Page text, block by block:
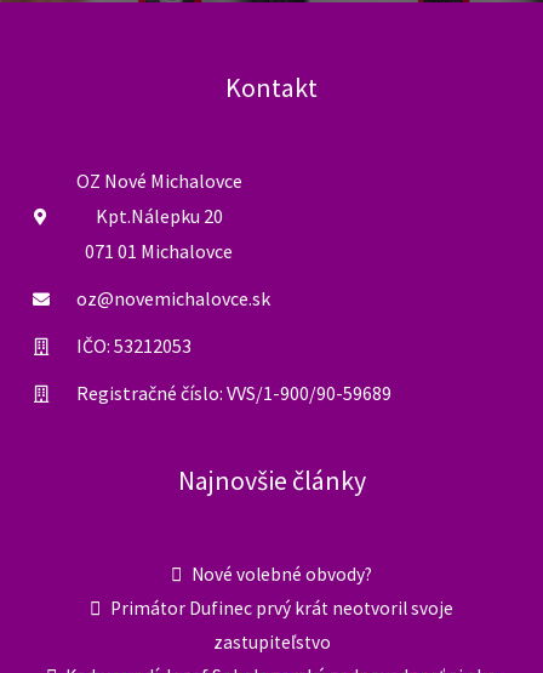
Spomienka na Jána a Martinu a protest proti
verejne poďakovať všetkým zúčastneným na
včerajšej spomienke na Jána Kuciaka a Martinu
Kušnírovú a zároveň proteste proti rozvratu